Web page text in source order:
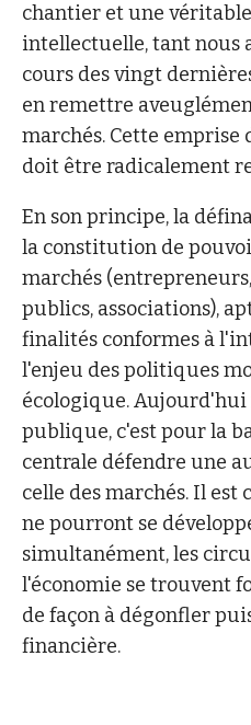
chantier et une
intellectuelle, tant nous
cours des vingt
en remettre
marchés. Cette emprise
doit être radicalement
En son principe, la
la constitution de
marchés
publics, associations),
finalités conformes à
l'enjeu des politiques
écologique. Aujourd'hui
publique, c'est pour la
centrale défendre une
celle des marchés. Il
ne pourront se
simultanément, les
l'économie se trouvent
de façon à dégonfler
financière.